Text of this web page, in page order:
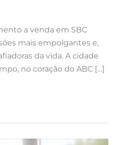
a venda em SBC
mais empolgantes e,
da vida. A cidade
no coração do ABC […]